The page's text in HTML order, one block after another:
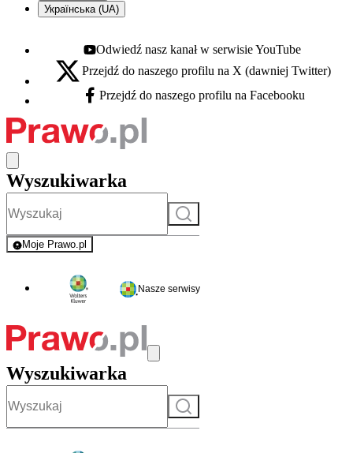
Українська (UA)
Youtube - otwiera się w nowej karcie
Odwiedź nasz kanał w serwisie YouTube
X - otwiera się w nowej karcie
Przejdź do naszego profilu na X (dawniej Twitter)
Facebook - otwiera się w nowej karcie
Przejdź do naszego profilu na Facebooku
Wyszukiwarka
Szukaj
Moje Prawo.pl
- rejestracja i logowanie do serwisu
Nasze serwisy
Wyszukiwarka
Szukaj